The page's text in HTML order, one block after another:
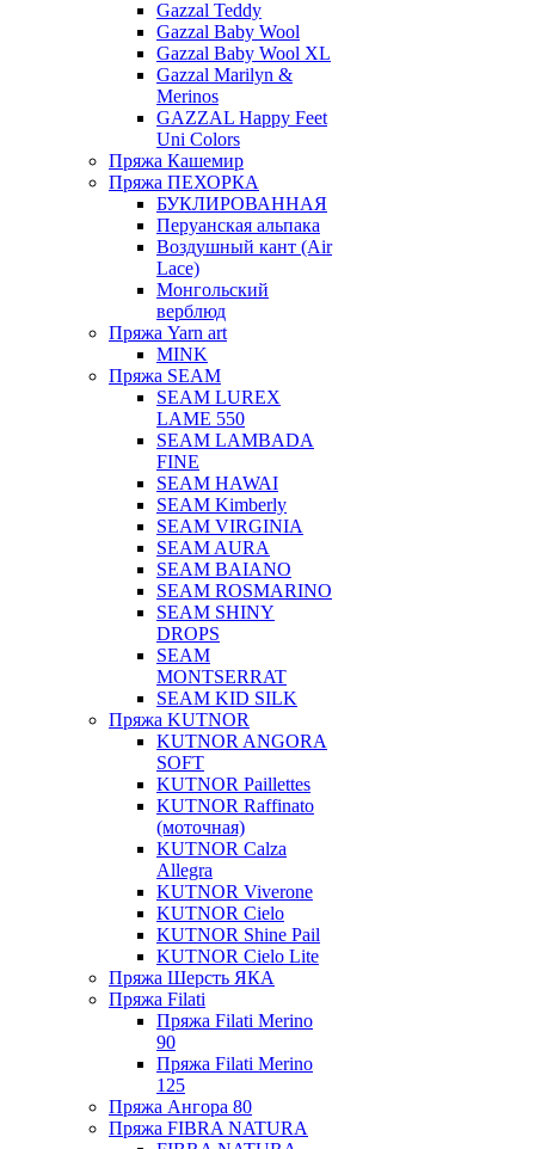
Gazzal Teddy
Gazzal Baby Wool
Gazzal Baby Wool XL
Gazzal Marilyn &
Merinos
GAZZAL Happy Feet
Uni Colors
Пряжа Кашемир
Пряжа ПЕХОРКА
БУКЛИРОВАННАЯ
Перуанская альпака
Воздушный кант (Air
Lace)
Монгольский
верблюд
Пряжа Yarn art
MINK
Пряжа SEAM
SEAM LUREX
LAME 550
SEAM LAMBADA
FINE
SEAM HAWAI
SEAM Kimberly
SEAM VIRGINIA
SEAM AURA
SEAM BAIANO
SEAM ROSMARINO
SEAM SHINY
DROPS
SEAM
MONTSERRAT
SEAM KID SILK
Пряжа KUTNOR
KUTNOR ANGORA
SOFT
KUTNOR Paillettes
KUTNOR Raffinato
(моточная)
KUTNOR Calza
Allegra
KUTNOR Viverone
KUTNOR Cielo
KUTNOR Shine Pail
KUTNOR Cielo Lite
Пряжа Шерсть ЯКА
Пряжа Filati
Пряжа Filati Merino
90
Пряжа Filati Merino
125
Пряжа Ангора 80
Пряжа FIBRA NATURA